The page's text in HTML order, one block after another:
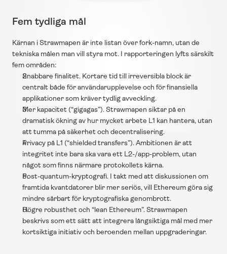
Fem tydliga mål
Kärnan i Strawmapen är inte listan över fork-namn, utan de
tekniska målen man vill styra mot. I rapporteringen lyfts särskilt
fem områden:
Snabbare finalitet. Kortare tid till irreversibla block är
centralt både för användarupplevelse och för finansiella
applikationer som kräver tydlig avveckling.
Mer kapacitet (“gigagas”). Strawmapen siktar på en
dramatisk ökning av hur mycket arbete L1 kan hantera, utan
att tumma på säkerhet och decentralisering.
Privacy på L1 (“shielded transfers”). Ambitionen är att
integritet inte bara ska vara ett L2-/app-problem, utan
något som finns närmare protokollets kärna.
Post-quantum-kryptografi. I takt med att diskussionen om
framtida kvantdatorer blir mer seriös, vill Ethereum göra sig
mindre sårbart för kryptografiska genombrott.
Högre robusthet och “lean Ethereum”. Strawmapen
beskrivs som ett sätt att integrera långsiktiga mål med mer
kortsiktiga initiativ och beroenden mellan uppgraderingar.